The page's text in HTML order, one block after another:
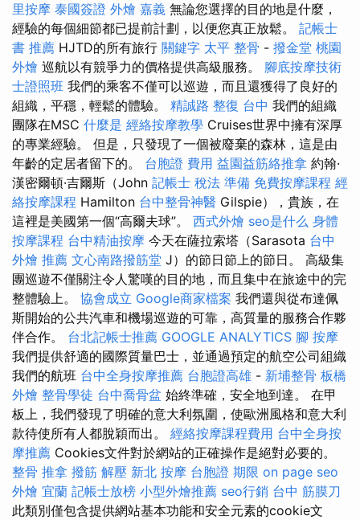
里按摩 泰國簽證 外燴 嘉義 無論您選擇的目的地是什麼，
經驗的每個細節都已提前計劃，以便您真正放鬆。 記帳士
書 推薦 HJTD的所有旅行 關鍵字 太平 整骨 - 撥金堂 桃園
外燴 巡航以有競爭力的價格提供高級服務。 腳底按摩技術
士證照班 我們的乘客不僅可以巡遊，而且還獲得了良好的
組織，平穩，輕鬆的體驗。 精誠路 整復 台中 我們的組織
團隊在MSC 什麼是 經絡按摩教學 Cruises世界中擁有深厚
的專業經驗。 但是，只發現了一個被廢棄的森林，這是由
年齡的定居者留下的。 台胞證 費用 益園益筋絡推拿 約翰·
漢密爾頓·吉爾斯（John 記帳士 稅法 準備 免費按摩課程 經
絡按摩課程 Hamilton 台中整骨神醫 Gilspie），貴族，在
這裡是美國第一個“高爾夫球”。 西式外燴 seo是什么 身體
按摩課程 台中精油按摩 今天在薩拉索塔（Sarasota 台中
外燴 推薦 文心南路撥筋堂 J）的節日節上的節日。 高級集
團巡遊不僅關注令人驚嘆的目的地，而且集中在旅途中的完
整體驗上。 協會成立 Google商家檔案 我們還與從布達佩
斯開始的公共汽車和機場巡遊的可靠，高質量的服務合作夥
伴合作。 台北記帳士推薦 GOOGLE ANALYTICS 腳 按摩
我們提供舒適的國際質量巴士，並通過預定的航空公司組織
我們的航班 台中全身按摩推薦 台胞證高雄 - 新埔整骨 板橋
外燴 整骨學徒 台中喬骨盆 始終準確，安全地到達。 在甲
板上，我們發現了明確的意大利氛圍，使歐洲風格和意大利
款待使所有人都脫穎而出。 經絡按摩課程費用 台中全身按
摩推薦 Cookies文件對於網站的正確操作是絕對必要的。
整骨 推拿 撥筋 解壓 新北 按摩 台胞證 期限 on page seo
外燴 宜蘭 記帳士放榜 小型外燴推薦 seo行銷 台中 筋膜刀
此類別僅包含提供網站基本功能和安全元素的cookie文